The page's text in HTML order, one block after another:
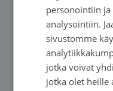
personointiin
analysointiin.
sivustomme
jotka voivat
jotka olet heille